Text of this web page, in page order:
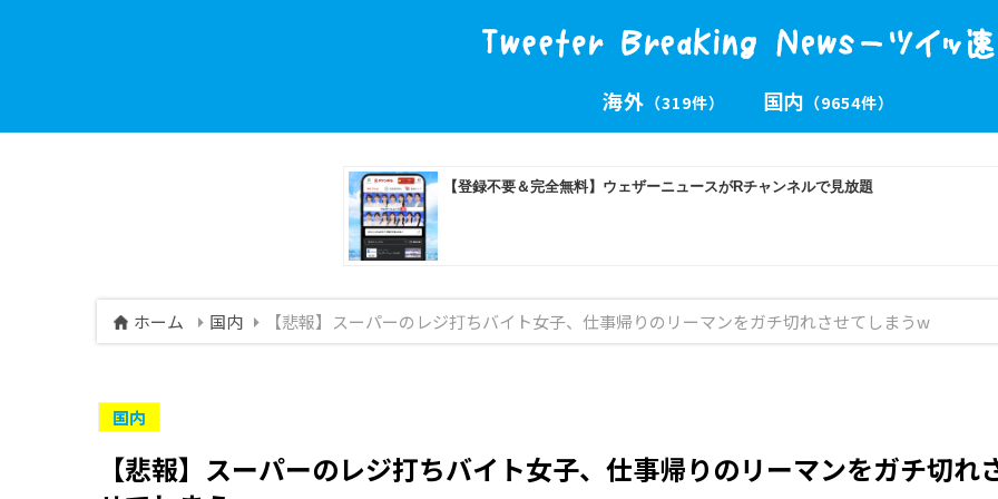
海外 （319件） 国内 （9654件）
ホーム 国内 【悲報】スーパーのレジ打ちバイト女子、仕事帰りのリーマンをガチ切れさせてしまうw
国内
【悲報】スーパーのレジ打ちバイト女子、仕事帰りのリーマンをガチ切れ